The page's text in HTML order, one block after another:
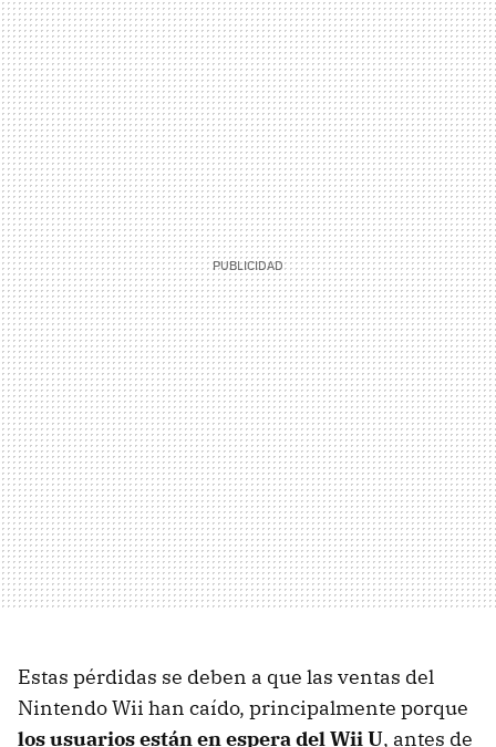
Estas pérdidas se deben a que las ventas del
Nintendo Wii han caído, principalmente porque
los usuarios están en espera del Wii U, antes de